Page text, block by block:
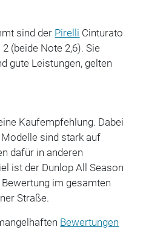
sind der Pirelli Cinturato
(beide Note 2,6). Sie
gute Leistungen, gelten
Kaufempfehlung. Dabei
sind stark auf
dafür in anderen
ist der Dunlop All Season
im gesamten
Straße.
Bewertungen